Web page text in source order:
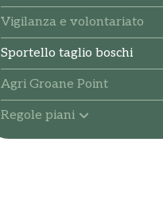
Vigilanza e volontariato
Sportello taglio boschi
Agri Groane Point
Regole piani
Sportello telematico